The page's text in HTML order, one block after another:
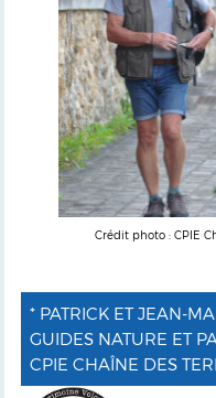
Crédit photo : CPIE
* PATRICK ET JEAN-
GUIDES NATURE ET
CPIE CHAÎNE DES